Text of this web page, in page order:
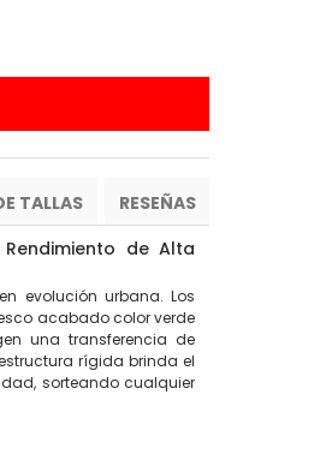
TALLAS
RESEÑAS
de Alta
evolución urbana. Los
acabado color verde
una transferencia de
rígida brinda el
sorteando cualquier